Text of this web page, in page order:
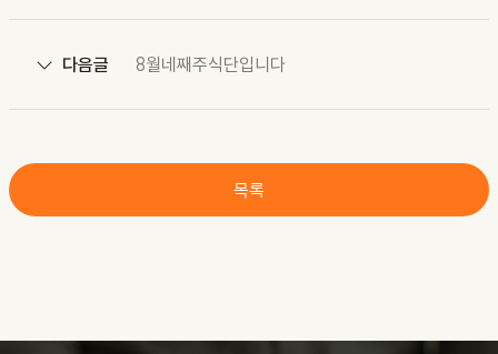
다음글 8월네째주식단입니다
목록